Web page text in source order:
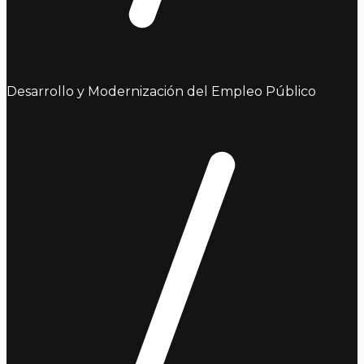
Desarrollo y Modernización del Empleo Público